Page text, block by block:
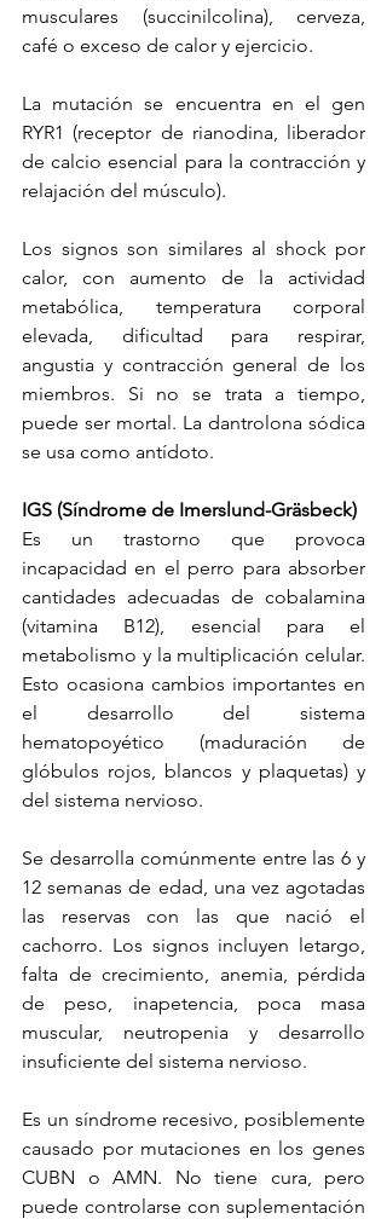
musculares (succinilcolina), cerveza,
café o exceso de calor y ejercicio.
La mutación se encuentra en el gen
RYR1 (receptor de rianodina, liberador
de calcio esencial para la contracción y
relajación del músculo).
Los signos son similares al shock por
calor, con aumento de la actividad
metabólica, temperatura corporal
elevada, dificultad para respirar,
angustia y contracción general de los
miembros. Si no se trata a tiempo,
puede ser mortal. La dantrolona sódica
se usa como antídoto.
IGS (Síndrome de Imerslund-Gräsbeck)
Es un trastorno que provoca
incapacidad en el perro para absorber
cantidades adecuadas de cobalamina
(vitamina B12), esencial para el
metabolismo y la multiplicación celular.
Esto ocasiona cambios importantes en
el desarrollo del sistema
hematopoyético (maduración de
glóbulos rojos, blancos y plaquetas) y
del sistema nervioso.
Se desarrolla comúnmente entre las 6 y
12 semanas de edad, una vez agotadas
las reservas con las que nació el
cachorro. Los signos incluyen letargo,
falta de crecimiento, anemia, pérdida
de peso, inapetencia, poca masa
muscular, neutropenia y desarrollo
insuficiente del sistema nervioso.
Es un síndrome recesivo, posiblemente
causado por mutaciones en los genes
CUBN o AMN. No tiene cura, pero
puede controlarse con suplementación